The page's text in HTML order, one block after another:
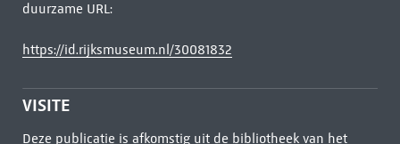
duurzame URL:
https://id.rijksmuseum.nl/30081832
VISITE
Deze publicatie is afkomstig uit de bibliotheek van het